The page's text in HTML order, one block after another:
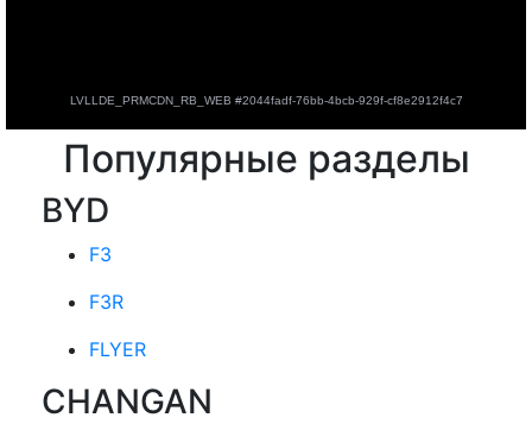
Популярные разделы
BYD
F3
F3R
FLYER
CHANGAN